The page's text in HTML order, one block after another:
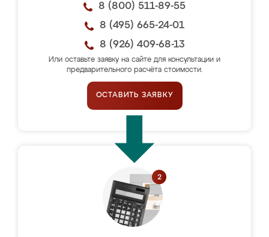
8 (800) 511-89-55
8 (495) 665-24-01
8 (926) 409-68-13
Или оставьте заявку на сайте для консультации и
предварительного расчёта стоимости.
ОСТАВИТЬ ЗАЯВКУ